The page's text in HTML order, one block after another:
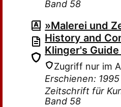
Band 58
»Malerei und
History and
Klinger's
Zugriff nur im
Erschienen: 1995
Zeitschrift für
Band 58